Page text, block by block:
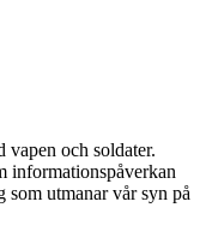
vapen och soldater.
informationspåverkan
utmanar vår syn på